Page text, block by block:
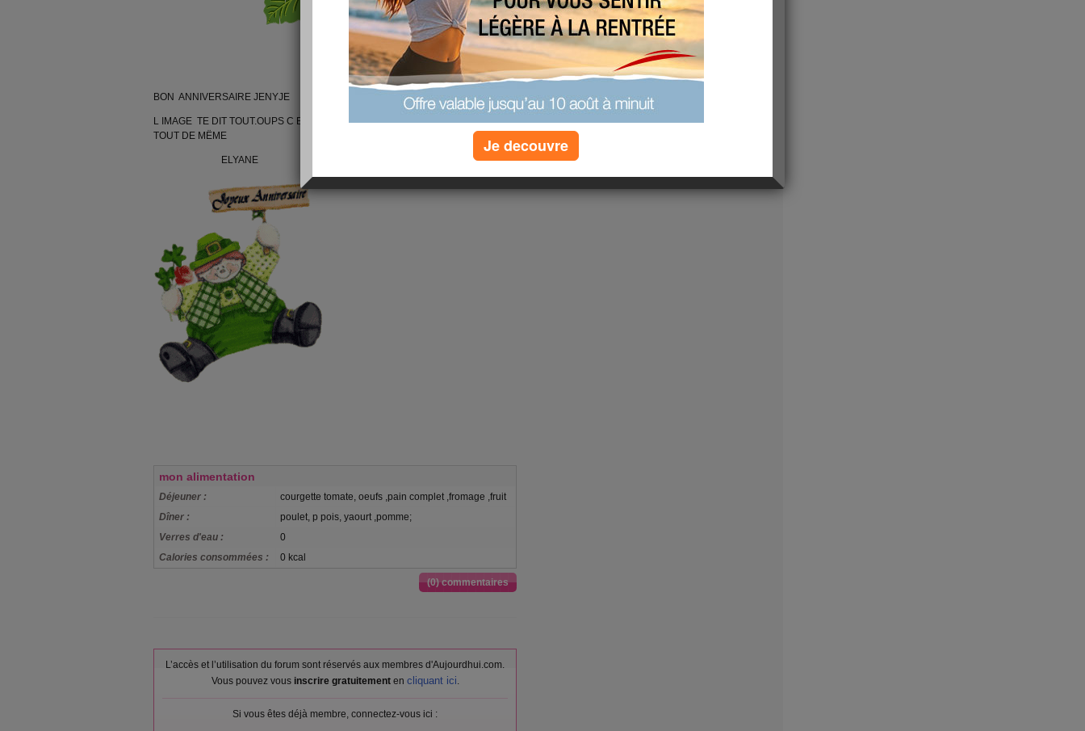
BON ANNIVERSAIRE JENYJE
L IMAGE TE DIT TOUT.OUPS C EST DEMAIN ;PASSE UNE BONNE JOURNEE
TOUT DE MËME
ELYANE
mon alimentation
Déjeuner :
courgette tomate, oeufs ,pain complet ,fromage ,fruit
Dîner :
poulet, p pois, yaourt ,pomme;
Verres d'eau :
0
Calories consommées :
0 kcal
(0) commentaires
L’accès et l’utilisation du forum sont réservés aux membres d'Aujourdhui.com.
Vous pouvez vous inscrire gratuitementen cliquant ici.
Si vous êtes déjà membre, connectez-vous ici :
Je decouvre